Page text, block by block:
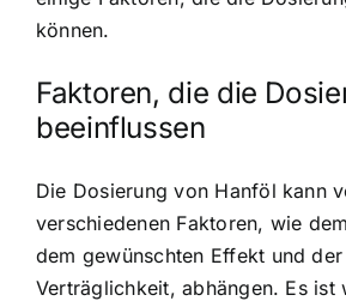
können.
Faktoren, die die
beeinflussen
Die Dosierung von Hanföl kann
verschiedenen Faktoren, wie
dem gewünschten Effekt und
Verträglichkeit, abhängen. Es ist